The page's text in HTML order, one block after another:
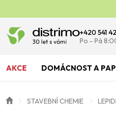
+420 541
Po - Pá
AKCE DOMÁCNOST A
STAVEBNÍ CHEMIE